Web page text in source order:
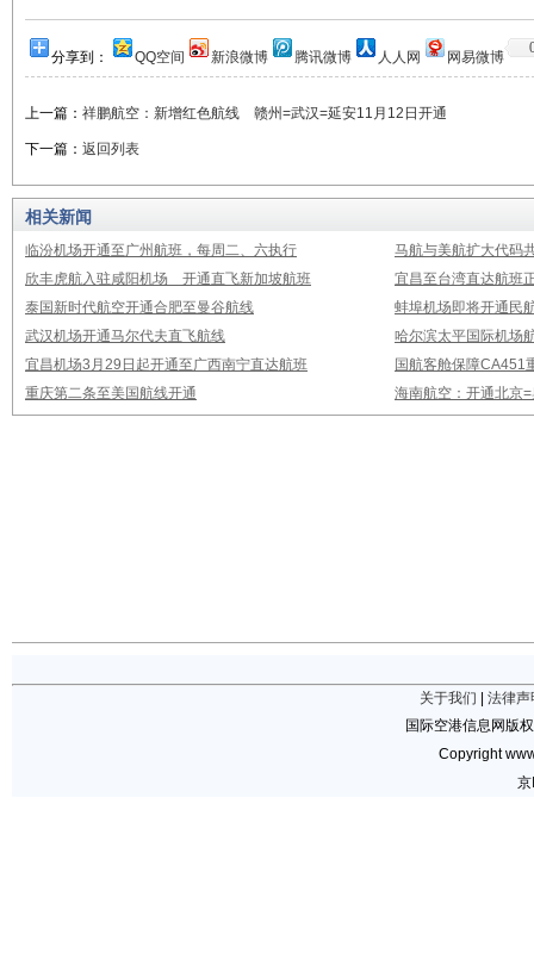
分享到： QQ空间 新浪微博 腾讯微博 人人网 网易微博
上一篇： 祥鹏航空：新增红色航线 赣州=武汉=延安11月12日开通
下一篇： 返回列表
相关新闻
临汾机场开通至广州航班，每周二、六执行
马航与美航扩大代码
欣丰虎航入驻咸阳机场 开通直飞新加坡航班
宜昌至台湾直达航班
泰国新时代航空开通合肥至曼谷航线
蚌埠机场即将开通民
武汉机场开通马尔代夫直飞航线
哈尔滨太平国际机场
宜昌机场3月29日起开通至广西南宁直达航班
国航客舱保障CA451
重庆第二条至美国航线开通
海南航空：开通北京
关于我们
法律声
国际空港信息网版
Copyright